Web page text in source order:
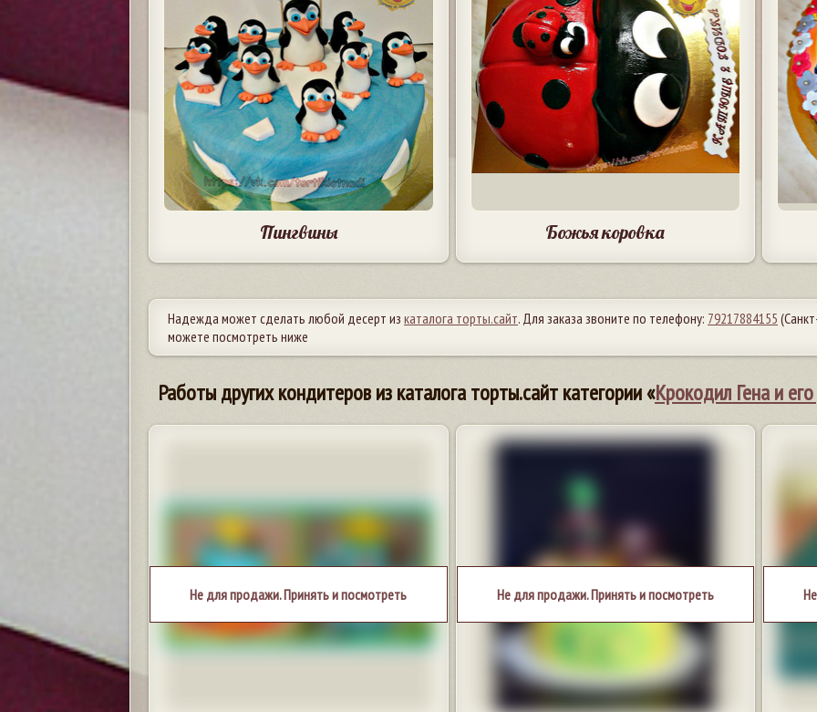
Пингвины Божья коровка
Надежда может сделать любой десерт из каталога торты.сайт. Для заказа звоните по телефону: 79217884155
можете посмотреть ниже
Работы других кондитеров из каталога торты.сайт категории «Крокодил Гена и
Не для продажи. Принять и посмотреть Не для продажи. Принять и посмотреть